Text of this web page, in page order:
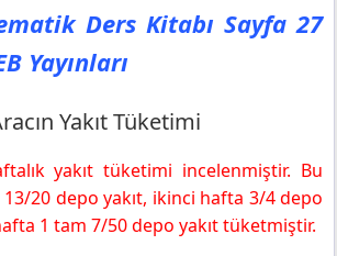
Ders Kitabı Sayfa 27
Yayınları
Yakıt Tüketimi
yakıt tüketimi incelenmiştir. Bu
20 depo yakıt, ikinci hafta 3/4 depo
1 tam 7/50 depo yakıt tüketmiştir.